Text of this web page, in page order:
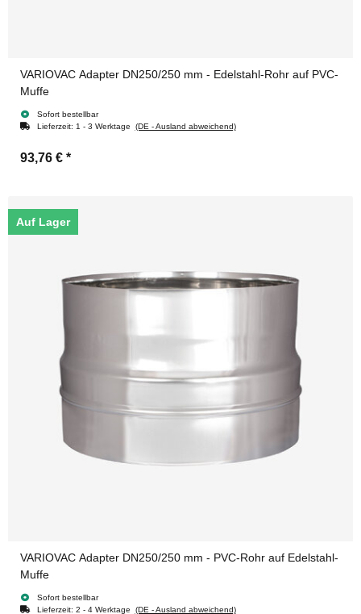
VARIOVAC Adapter DN250/250 mm - Edelstahl-Rohr auf PVC-
Muffe
Sofort bestellbar
Lieferzeit: 1 - 3 Werktage (DE - Ausland abweichend)
93,76 € *
Auf Lager
VARIOVAC Adapter DN250/250 mm - PVC-Rohr auf Edelstahl-
Muffe
Sofort bestellbar
Lieferzeit: 2 - 4 Werktage (DE - Ausland abweichend)